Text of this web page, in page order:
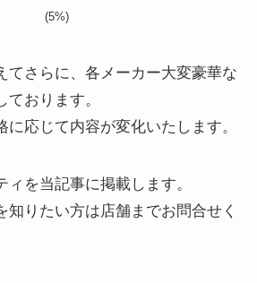
(5%)
てさらに、各メーカー大変豪華な
おります。
に応じて内容が変化いたします。
を当記事に掲載します。
知りたい方は店舗までお問合せく